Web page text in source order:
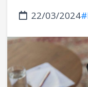
22/03/2024